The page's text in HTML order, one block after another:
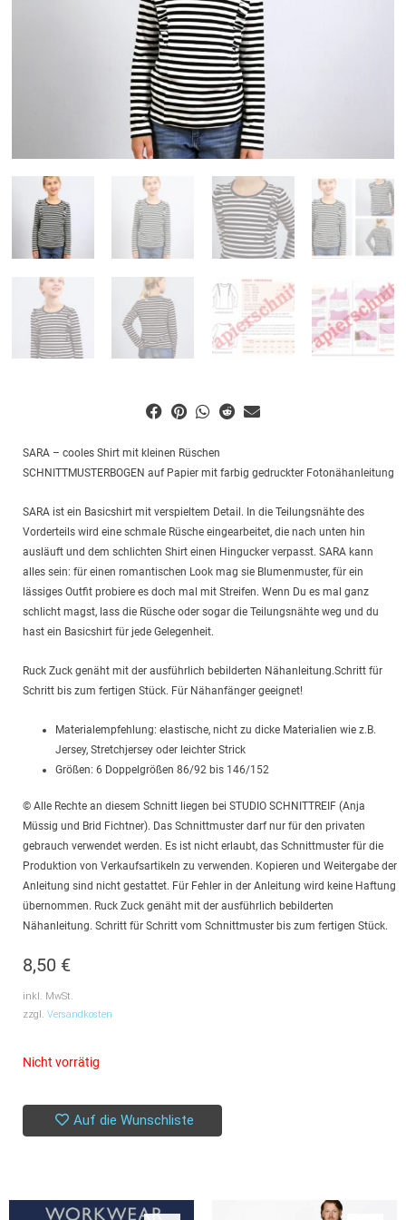
SARA – cooles Shirt mit kleinen Rüschen
SCHNITTMUSTERBOGEN auf Papier mit farbig gedruckter Fotonähanleitung
SARA ist ein Basicshirt mit verspieltem Detail. In die Teilungsnähte des
Vorderteils wird eine schmale Rüsche eingearbeitet, die nach unten hin
ausläuft und dem schlichten Shirt einen Hingucker verpasst. SARA kann
alles sein: für einen romantischen Look mag sie Blumenmuster, für ein
lässiges Outfit probiere es doch mal mit Streifen. Wenn Du es mal ganz
schlicht magst, lass die Rüsche oder sogar die Teilungsnähte weg und du
hast ein Basicshirt für jede Gelegenheit.
Ruck Zuck genäht mit der ausführlich bebilderten Nähanleitung.Schritt für
Schritt bis zum fertigen Stück. Für Nähanfänger geeignet!
Materialempfehlung: elastische, nicht zu dicke Materialien wie z.B.
Jersey, Stretchjersey oder leichter Strick
Größen: 6 Doppelgrößen 86/92 bis 146/152
© Alle Rechte an diesem Schnitt liegen bei STUDIO SCHNITTREIF (Anja
Müssig und Brid Fichtner). Das Schnittmuster darf nur für den privaten
gebrauch verwendet werden. Es ist nicht erlaubt, das Schnittmuster für die
Produktion von Verkaufsartikeln zu verwenden. Kopieren und Weitergabe der
Anleitung sind nicht gestattet. Für Fehler in der Anleitung wird keine Haftung
übernommen. Ruck Zuck genäht mit der ausführlich bebilderten
Nähanleitung. Schritt für Schritt vom Schnittmuster bis zum fertigen Stück.
8,50 €
inkl. MwSt.
zzgl. Versandkosten
Nicht vorrätig
Auf die Wunschliste